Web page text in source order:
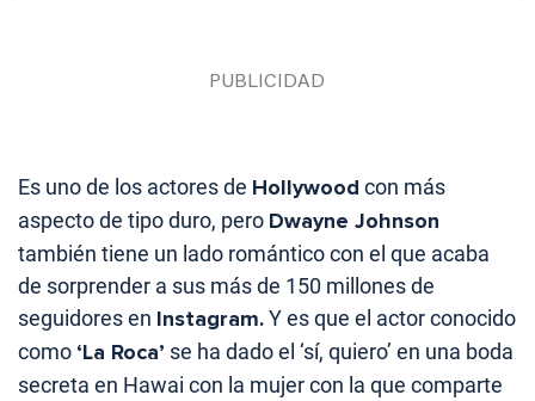
Es uno de los actores de Hollywood con más
aspecto de tipo duro, pero Dwayne Johnson
también tiene un lado romántico con el que acaba
de sorprender a sus más de 150 millones de
seguidores en Instagram.Y es que el actor conocido
como ‘La Roca’ se ha dado el ‘sí, quiero’ en una boda
secreta en Hawai con la mujer con la que comparte